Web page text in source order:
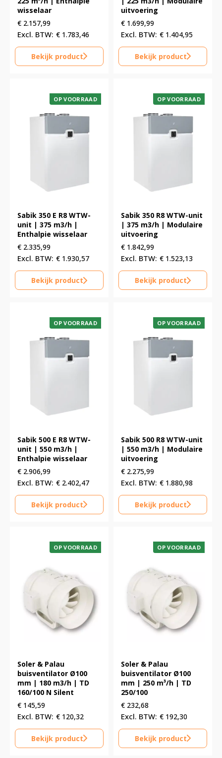
wisselaar
€ 2.157,99
€ 1.783,46
Bekijk product
uitvoering
€ 1.699,99
€ 1.404,95
Bekijk product
OP VOORRAAD
Sabik 350 E R8 WTW-
unit | 375 m3/h |
Enthalpie wisselaar
€ 2.335,99
€ 1.930,57
Bekijk product
OP VOORRAAD
Sabik 350 R8 WTW-unit
| 375 m3/h | Modulaire
uitvoering
€ 1.842,99
€ 1.523,13
Bekijk product
OP VOORRAAD
Sabik 500 E R8 WTW-
unit | 550 m3/h |
Enthalpie wisselaar
€ 2.906,99
€ 2.402,47
Bekijk product
OP VOORRAAD
Sabik 500 R8 WTW-unit
| 550 m3/h | Modulaire
uitvoering
€ 2.275,99
€ 1.880,98
Bekijk product
OP VOORRAAD
Soler & Palau
buisventilator Ø100
mm | 180 m3/h | TD
160/100 N Silent
€ 145,59
€ 120,32
Bekijk product
OP VOORRAAD
Soler & Palau
buisventilator Ø100
mm | 250 m³/h | TD
250/100
€ 232,68
€ 192,30
Bekijk product